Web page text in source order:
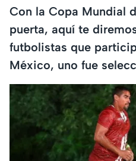
Con la Copa Mundial
puerta, aquí te
futbolistas que
México, uno fue